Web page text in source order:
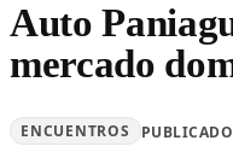
Auto
mercado
ENCUENTROS PUBLICADO